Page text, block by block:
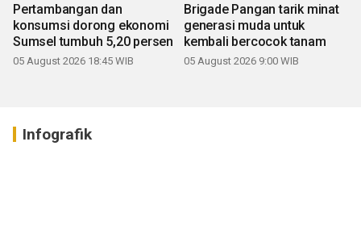
Pertambangan dan
konsumsi dorong ekonomi
Sumsel tumbuh 5,20 persen
05 August 2026 18:45 WIB
Brigade Pangan tarik minat
generasi muda untuk
kembali bercocok tanam
05 August 2026 9:00 WIB
Infografik